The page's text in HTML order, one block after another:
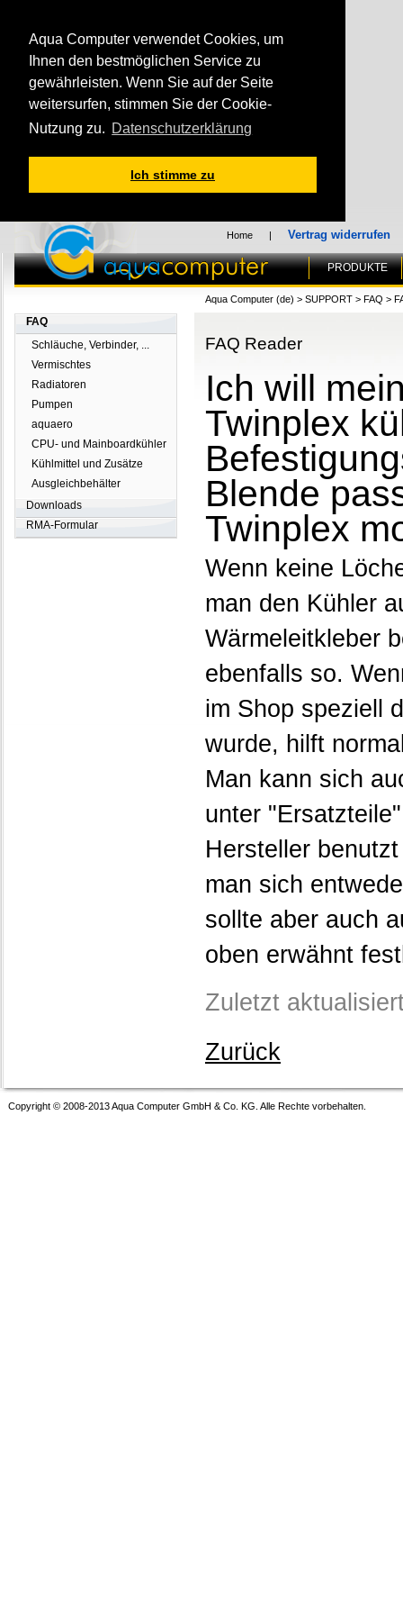
Aqua Computer verwendet Cookies, um
Ihnen den bestmöglichen Service zu
gewährleisten. Wenn Sie auf der Seite
weitersurfen, stimmen Sie der Cookie-
Nutzung zu. Datenschutzerklärung
Ich stimme zu
Home | Vertrag widerrufen
PRODUKTE
FAQ
Schläuche, Verbinder, ...
Vermischtes
Radiatoren
Pumpen
aquaero
CPU- und Mainboardkühler
Kühlmittel und Zusätze
Ausgleichbehälter
Downloads
RMA-Formular
Aqua Computer (de) > SUPPORT > FAQ >
FAQ Reader
Ich will
Twinplex
Blende
Twinplex
Wenn keine
man den Kühler
Wärmeleitkleber
ebenfalls so.
im Shop speziell
wurde, hilft
Man kann sich
unter
Hersteller
man sich
sollte aber auch
oben erwähnt
Zuletzt
Zurück
Copyright © 2008-2013 Aqua Computer GmbH & Co. KG. Alle Rechte vorbehalten.